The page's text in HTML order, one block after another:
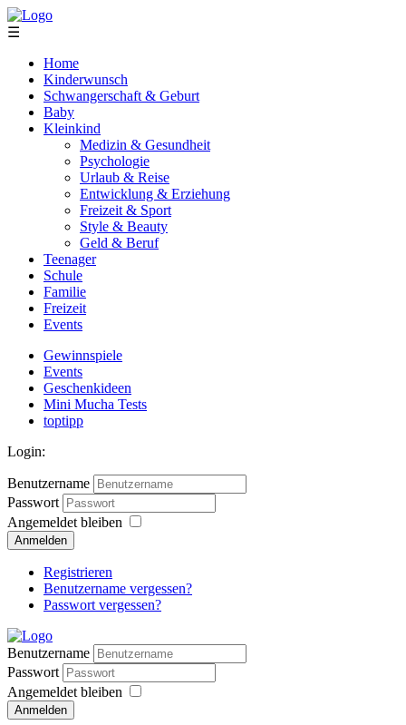
☰
Home
Kinderwunsch
Schwangerschaft & Geburt
Baby
Kleinkind
Medizin & Gesundheit
Psychologie
Urlaub & Reise
Entwicklung & Erziehung
Freizeit & Sport
Style & Beauty
Geld & Beruf
Teenager
Schule
Familie
Freizeit
Events
Gewinnspiele
Events
Geschenkideen
Mini Mucha Tests
toptipp
Login:
Benutzername
Passwort
Angemeldet bleiben
Anmelden
Registrieren
Benutzername vergessen?
Passwort vergessen?
Benutzername
Passwort
Angemeldet bleiben
Anmelden